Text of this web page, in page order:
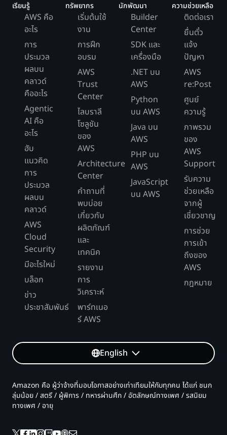
เรียนรู้
AWS คือ
อะไร
การ
ประมวล
ผลบน
คลาวด์
คืออะไร
Agentic
AI คือ
อะไร
ฮับ
แนวคิด
การ
ประมวล
ผลบน
คลาวด์
AWS
Cloud
Security
มีอะไรใหม่
บล็อก
ข่าว
ประชาสัมพันธ์
ทรัพยากร
เริ่มต้นใช้
งาน
การฝึก
อบรม
AWS
Trust
Center
ไลบราลี
โซลูชัน
ของ
AWS
Architecture
Center
คำถามที่
พบบ่อย
เกี่ยวกับ
ผลิตภัณฑ์
และ
เทคนิค
รายงาน
การ
วิเคราะห์
พาร์ทเนอ
ร์ AWS
นักพัฒนา
Builder
Center
SDK และ
เครื่องมือ
.NET บน
AWS
Python
บน AWS
Java บน
AWS
PHP บน
AWS
JavaScript
บน AWS
ความช่วยเหลือ
ติดต่อเรา
ยื่นตั๋ว
แจ้ง
ปัญหา
AWS
re:Post
ศูนย์
ความรู้
ภาพรวม
ของ
AWS
Support
รับความ
ช่วยเหลือ
จากผู้
เชี่ยวชาญ
การช่วย
การเข้า
ถึงของ
AWS
กฎหมาย
English
Amazon คือ ผู้ว่าจ้างที่มอบโอกาสอย่างเท่าเทียมให้กับทุกคน ได้แก่ ชนก
ลุ่มน้อย / สตรี / ผู้พิการ / ทหารผ่านศึก / อัตลักษณ์ทางเพศ / รสนิยม
ทางเพศ / อายุ